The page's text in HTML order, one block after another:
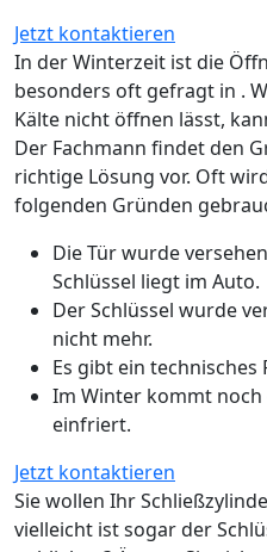
Jetzt kontaktieren
In der Winterzeit ist die
besonders oft gefragt in .
Kälte nicht öffnen lässt,
Der Fachmann findet den
richtige Lösung vor. Oft
folgenden Gründen
Die Tür wurde
Schlüssel liegt im Auto.
Der Schlüssel wurde
nicht mehr.
Es gibt ein
Im Winter kommt noch
einfriert.
Jetzt kontaktieren
Sie wollen Ihr
vielleicht ist sogar der